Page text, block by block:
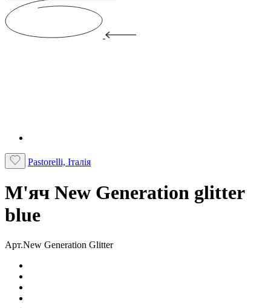
Pastorelli, Італія
М'яч New Generation glitter
blue
Арт.New Generation Glitter